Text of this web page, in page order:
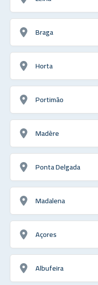
Braga
Horta
Portimão
Madère
Ponta Delgada
Madalena
Açores
Albufeira